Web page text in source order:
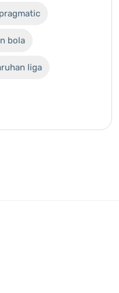
bola
liga